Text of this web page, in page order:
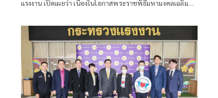
แรงงาน เปิดเผยว่า เนื่องในโอกาสพระราชพิธีมหามงคลเฉลิม
เป็นการแสดงความจงรักภักดี สำนึกในพระมหากรุณาธิคุณ